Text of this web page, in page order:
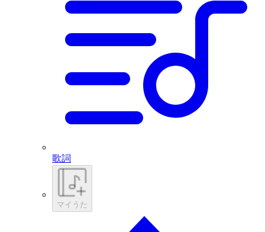
歌詞
マイうた